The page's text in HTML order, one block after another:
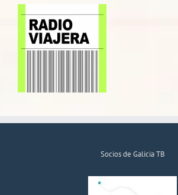
Socios de Galicia TB